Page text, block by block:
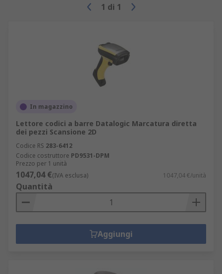
1 di 1
In magazzino
Lettore codici a barre Datalogic Marcatura diretta
dei pezzi Scansione 2D
Codice RS 283-6412
Codice costruttore PD9531-DPM
Prezzo per 1 unità
1047,04 €(IVA esclusa) 1047,04 €/unità
Quantità
Aggiungi